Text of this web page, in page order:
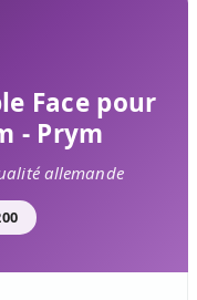
Face pour
- Prym
allemande